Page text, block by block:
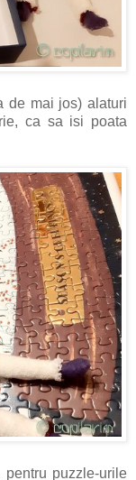
de mai jos) alaturi
ca sa isi poata
puzzle-urile